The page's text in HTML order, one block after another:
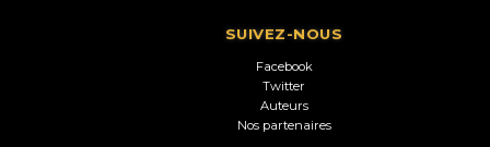
SUIVEZ-NOUS
Facebook
Twitter
Auteurs
Nos partenaires